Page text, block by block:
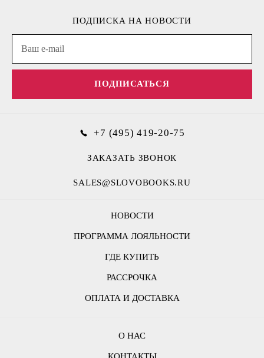
НОВОСТИ
ПРОГРАММА ЛОЯЛЬНОСТИ
ГДЕ КУПИТЬ
РАССРОЧКА
ОПЛАТА И ДОСТАВКА
ПОДПИСКА НА НОВОСТИ
ПОДПИСАТЬСЯ
О НАС
+7 (495) 419-20-75
ЗАКАЗАТЬ ЗВОНОК
SALES@SLOVOBOOKS.RU